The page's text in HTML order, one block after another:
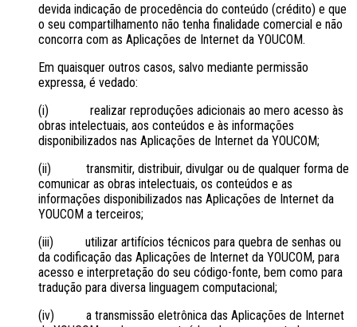
devida indicação de procedência do conteúdo (crédito) e que
o seu compartilhamento não tenha finalidade comercial e não
concorra com as Aplicações de Internet da YOUCOM.
Em quaisquer outros casos, salvo mediante permissão
expressa, é vedado:
(i) realizar reproduções adicionais ao mero acesso às
obras intelectuais, aos conteúdos e às informações
disponibilizados nas Aplicações de Internet da YOUCOM;
(ii) transmitir, distribuir, divulgar ou de qualquer forma de
comunicar as obras intelectuais, os conteúdos e as
informações disponibilizados nas Aplicações de Internet da
YOUCOM a terceiros;
(iii) utilizar artifícios técnicos para quebra de senhas ou
da codificação das Aplicações de Internet da YOUCOM, para
acesso e interpretação do seu código-fonte, bem como para
tradução para diversa linguagem computacional;
(iv) a transmissão eletrônica das Aplicações de Internet